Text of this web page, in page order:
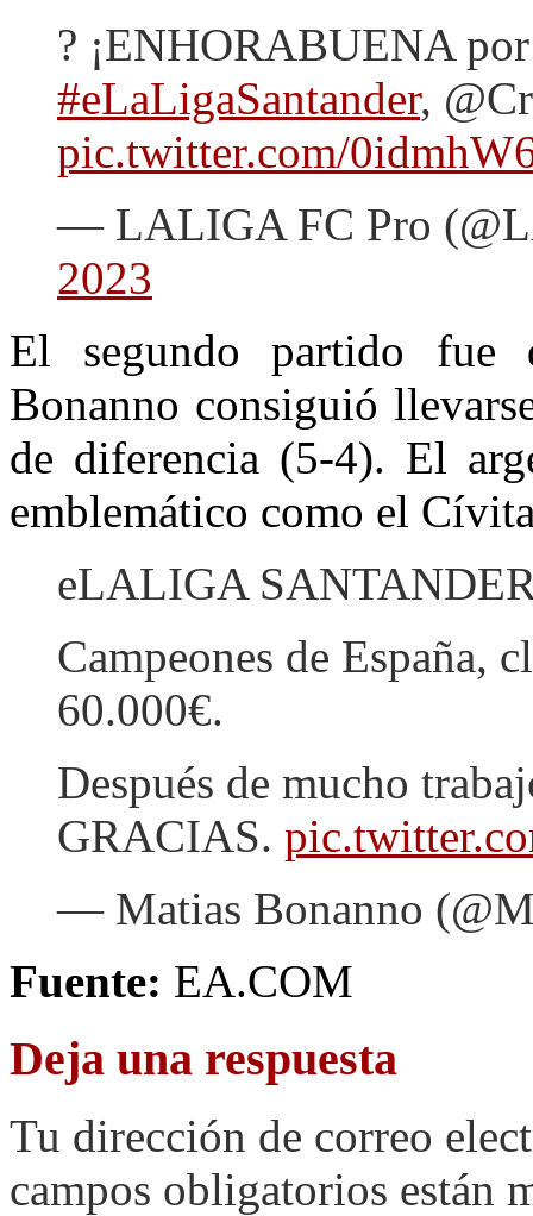
? ¡ENHORABUENA
#eLaLigaSantander,
pic.twitter.com/
— LALIGA FC Pro
2023
El segundo partido fue
Bonanno consiguió
de diferencia (5-4). El
emblemático como el
eLALIGA
Campeones de España,
60.000€.
Después de mucho
GRACIAS.
— Matias Bonanno
Fuente: EA.COM
Deja una respuesta
Tu dirección de correo
campos obligatorios están